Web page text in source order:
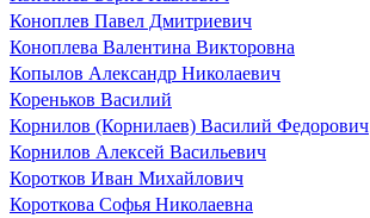
Коноплев Павел Дмитриевич
Коноплева Валентина Викторовна
Копылов Александр Николаевич
Кореньков Василий
Корнилов (Корнилаев) Василий Федорович
Корнилов Алексей Васильевич
Коротков Иван Михайлович
Короткова Софья Николаевна